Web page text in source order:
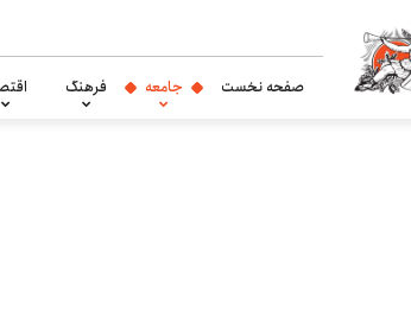
صفحه نخست جامعه فرهنگ